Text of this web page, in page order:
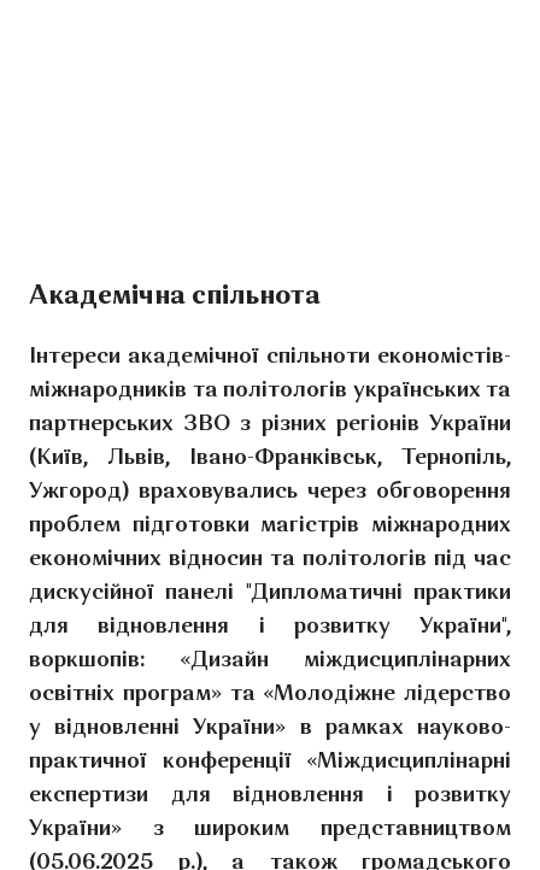
Академічна спільнота
Інтереси академічної спільноти економістів-
міжнародників та політологів українських та
партнерських ЗВО з різних регіонів України
(Київ, Львів, Івано-Франківськ, Тернопіль,
Ужгород) враховувались через обговорення
проблем підготовки магістрів міжнародних
економічних відносин та політологів під час
дискусійної панелі "Дипломатичні практики
для відновлення і розвитку України",
воркшопів: «Дизайн міждисциплінарних
освітніх програм» та «Молодіжне лідерство
у відновленні України» в рамках науково-
практичної конференції «Міждисциплінарні
експертизи для відновлення і розвитку
України» з широким представництвом
(05.06.2025 р.), а також громадського